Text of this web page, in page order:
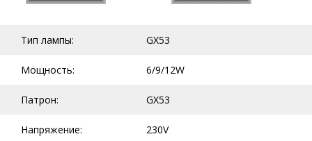
Тип лампы: GX53
Мощность: 6/9/12W
Патрон: GX53
Напряжение: 230V